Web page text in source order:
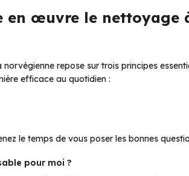
en œuvre le nettoyage
repose sur trois principes
efficace au quotidien :
le temps de vous poser les bonnes
pour moi ?